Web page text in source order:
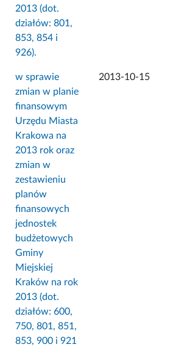
2013 (dot.
działów: 801,
853, 854 i
926).
w sprawie
zmian w planie
finansowym
Urzędu Miasta
Krakowa na
2013 rok oraz
zmian w
zestawieniu
planów
finansowych
jednostek
budżetowych
Gminy
Miejskiej
Kraków na rok
2013 (dot.
działów: 600,
750, 801, 851,
853, 900 i 921
2013-10-15